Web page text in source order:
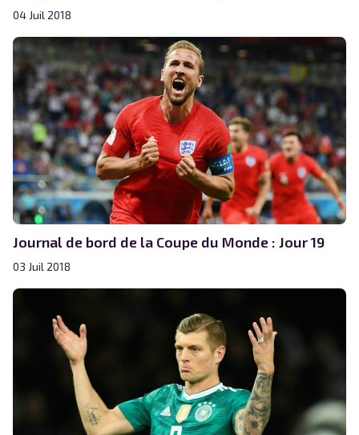
04 Juil 2018
Journal de bord de la Coupe du Monde : Jour 19
03 Juil 2018